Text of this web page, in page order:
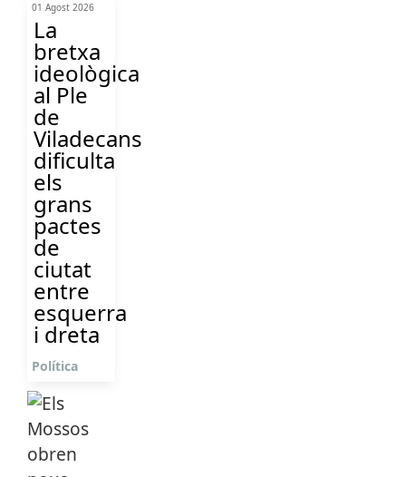
01 Agost 2026
La
bretxa
ideològica
al Ple
de
Viladecans
dificulta
els
grans
pactes
de
ciutat
entre
esquerra
i dreta
Política